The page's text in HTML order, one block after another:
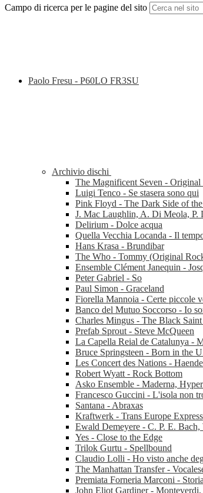
Campo di ricerca per le pagine del sito
Paolo Fresu - P60LO FR3SU
Archivio dischi
The Magnificent Seven - Original
Luigi Tenco - Se stasera sono qui
Pink Floyd - The Dark Side of
J. Mac Laughlin, A. Di Meola, P.
Delirium - Dolce acqua
Quella Vecchia Locanda - Il
Hans Krasa - Brundibar
The Who - Tommy (Original
Ensemble Clément Janequin -
Peter Gabriel - So
Paul Simon - Graceland
Fiorella Mannoia - Certe piccole
Banco del Mutuo Soccorso - Io
Charles Mingus - The Black
Prefab Sprout - Steve McQueen
La Capella Reial de Catalunya -
Bruce Springsteen - Born in the
Les Concert des Nations -
Robert Wyatt - Rock Bottom
Asko Ensemble - Maderna,
Francesco Guccini - L'isola non
Santana - Abraxas
Kraftwerk - Trans Europe Express
Ewald Demeyere - C. P. E.
Yes - Close to the Edge
Trilok Gurtu - Spellbound
Claudio Lolli - Ho visto anche
The Manhattan Transfer -
Premiata Forneria Marconi -
John Eliot Gardiner -